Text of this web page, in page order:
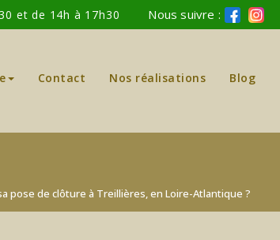
et de 14h à 17h30 Nous suivre :
Contact Nos réalisations Blog
pose de clôture à Treillières, en Loire-Atlantique ?